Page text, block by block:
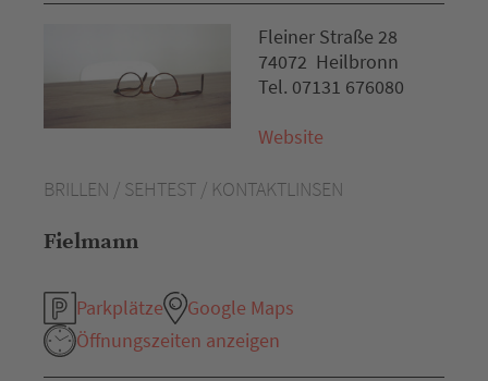
BRILLEN / SEHTEST / KONTAKTLINSEN
Fielmann
Parkplätze
Google Maps
Öffnungszeiten anzeigen
Fleiner Straße 28
74072 Heilbronn
Tel. 07131 676080
Website